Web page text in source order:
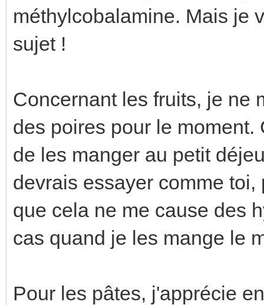
méthylcobalamine. Mais je
sujet !
Concernant les fruits, je ne
des poires pour le
de les manger au petit
devrais essayer comme
que cela ne me cause des
cas quand je les mange le
Pour les pâtes, j'apprécie